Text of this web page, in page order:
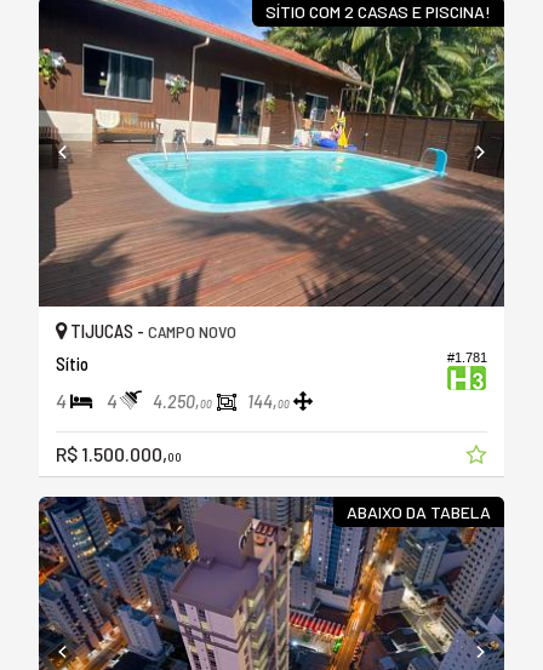
SÍTIO COM 2 CASAS E PISCINA!
#1.781
TIJUCAS - CAMPO NOVO
Sítio
4 4 4.250,00 144,00
R$ 1.500.000,00
ABAIXO DA TABELA